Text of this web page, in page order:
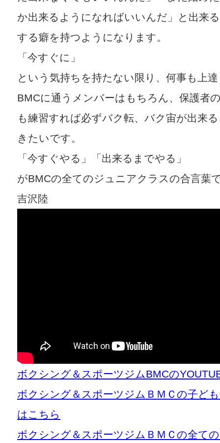
か出来るようになればいいんだ」と出来
する癖を持つようになります。
「今すぐに」
という気持ちを持たない限り、何事も上
BMCに通うメンバーはもちろん、保護者
も練習すれば必ずバク転、バク宙が出来
きたいです。
「今すぐやる」「出来るまでやる」
がBMCの全てのジュニアクラスの合言葉
吉沢陸
ボクシング＆スポーツジムBMCの
ボクシング＆スポーツジムＢＭＣの子ど
はこちら
ボクシング＆スポーツジムＢＭＣの全て